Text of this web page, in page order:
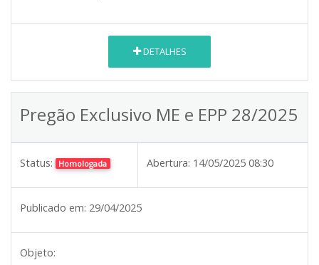
DETALHES
Pregão Exclusivo ME e EPP 28/2025
Status: Homologada Abertura: 14/05/2025 08:30
Publicado em: 29/04/2025
Objeto: